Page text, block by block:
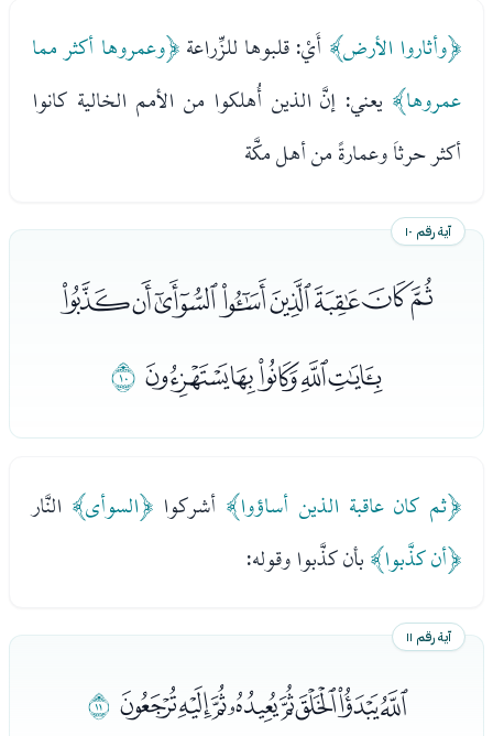
﴿وأثاروا الأرض﴾ أَيْ: قلبوها للزِّراعة﴿وعمروها أكثر مما
عمروها﴾ يعني: إنَّ الذين أُهلكوا من الأمم الخالية كانوا
أكثر حرثاَ وعمارةً من أهل مكَّة
آية رقم ١٠
ﮥﮦﮧﮨﮩﮪﮫﮬ
ﮭﮮﮯﮰﮱﯓ
﴿ثم كان عاقبة الذين أساؤوا﴾ أشركوا ﴿السوأى﴾ النَّار
﴿أن كذَّبوا﴾بأن كذَّبوا وقوله:
آية رقم ١١
ﯔﯕﯖﯗﯘﯙﯚﯛﯜ